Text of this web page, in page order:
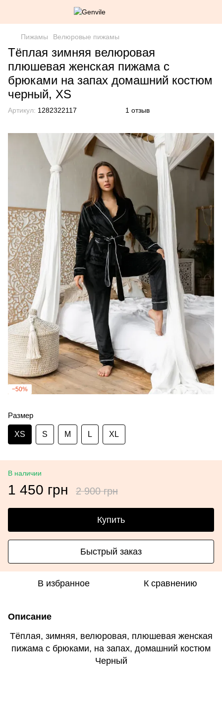
Пижамы Велюровые пижамы
Тёплая зимняя велюровая
плюшевая женская пижама с
брюками на запах домашний костюм
черный, XS
Артикул: 1282322117 1 отзыв
−50%
Размер
XS S M L XL
В наличии
1 450 грн 2 900 грн
Купить
Быстрый заказ
В избранное К сравнению
Описание
Тёплая, зимняя, велюровая, плюшевая женская
пижама с брюками, на запах, домашний костюм
Черный